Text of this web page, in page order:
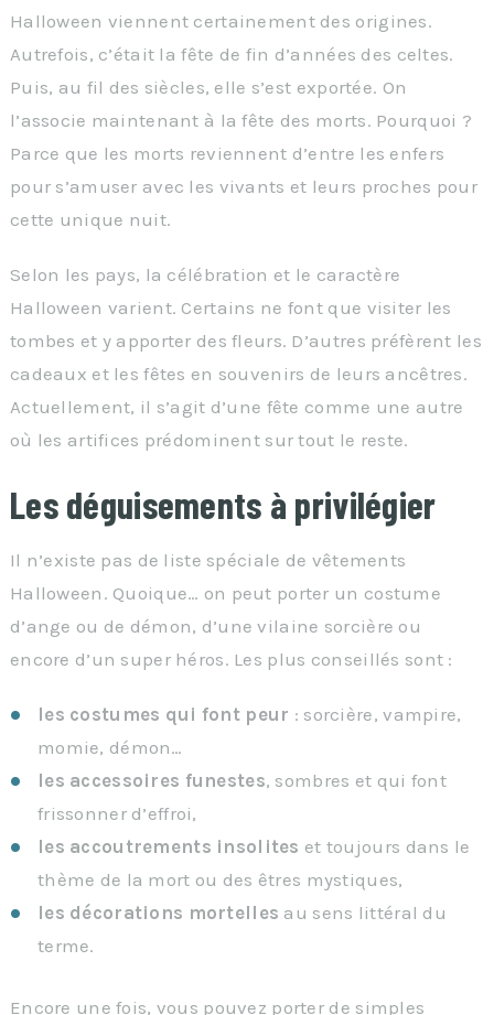
Halloween viennent certainement des origines.
Autrefois, c’était la fête de fin d’années des celtes.
Puis, au fil des siècles, elle s’est exportée. On
l’associe maintenant à la fête des morts. Pourquoi ?
Parce que les morts reviennent d’entre les enfers
pour s’amuser avec les vivants et leurs proches pour
cette unique nuit.
Selon les pays, la célébration et le caractère
Halloween varient. Certains ne font que visiter les
tombes et y apporter des fleurs. D’autres préfèrent les
cadeaux et les fêtes en souvenirs de leurs ancêtres.
Actuellement, il s’agit d’une fête comme une autre
où les artifices prédominent sur tout le reste.
Les déguisements à privilégier
Il n’existe pas de liste spéciale de vêtements
Halloween. Quoique… on peut porter un costume
d’ange ou de démon, d’une vilaine sorcière ou
encore d’un super héros. Les plus conseillés sont :
les costumes qui font peur : sorcière, vampire,
momie, démon…
les accessoires funestes, sombres et qui font
frissonner d’effroi,
les accoutrements insolites et toujours dans le
thème de la mort ou des êtres mystiques,
les décorations mortelles au sens littéral du
terme.
Encore une fois, vous pouvez porter de simples